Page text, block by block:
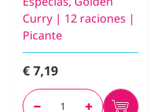
Curry | 12 raciones |
Picante
€ 7,19